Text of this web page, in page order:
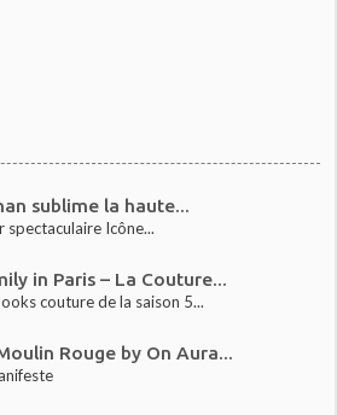
sublime la haute...
spectaculaire Icône...
in Paris – La Couture...
couture de la saison 5...
Rouge by On Aura...